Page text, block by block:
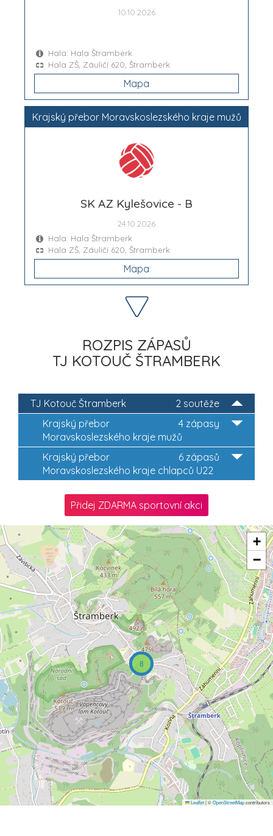
10.10.2026
Hala: Hala Štramberk
Hala ZŠ, Záuličí 620, Štramberk
Mapa
Krajský přebor Moravskoslezského kraje mužů
SK AZ Kylešovice - B
24.10.2026
Hala: Hala Štramberk
Hala ZŠ, Záuličí 620, Štramberk
Mapa
ROZPIS ZÁPASŮ
TJ KOTOUČ ŠTRAMBERK
2 soutěže
TJ Kotouč Štramberk
4 zápasy
Krajský přebor
Moravskoslezského kraje mužů
6 zápasů
Krajský přebor
Moravskoslezského kraje chlapců U22
Přidej ZDARMA sportovní akci
8
+
−
Leaflet|©OpenStreetMapcontributors